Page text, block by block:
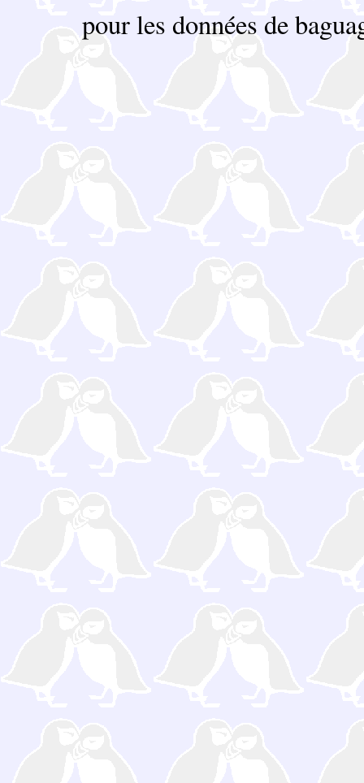
pour les données de